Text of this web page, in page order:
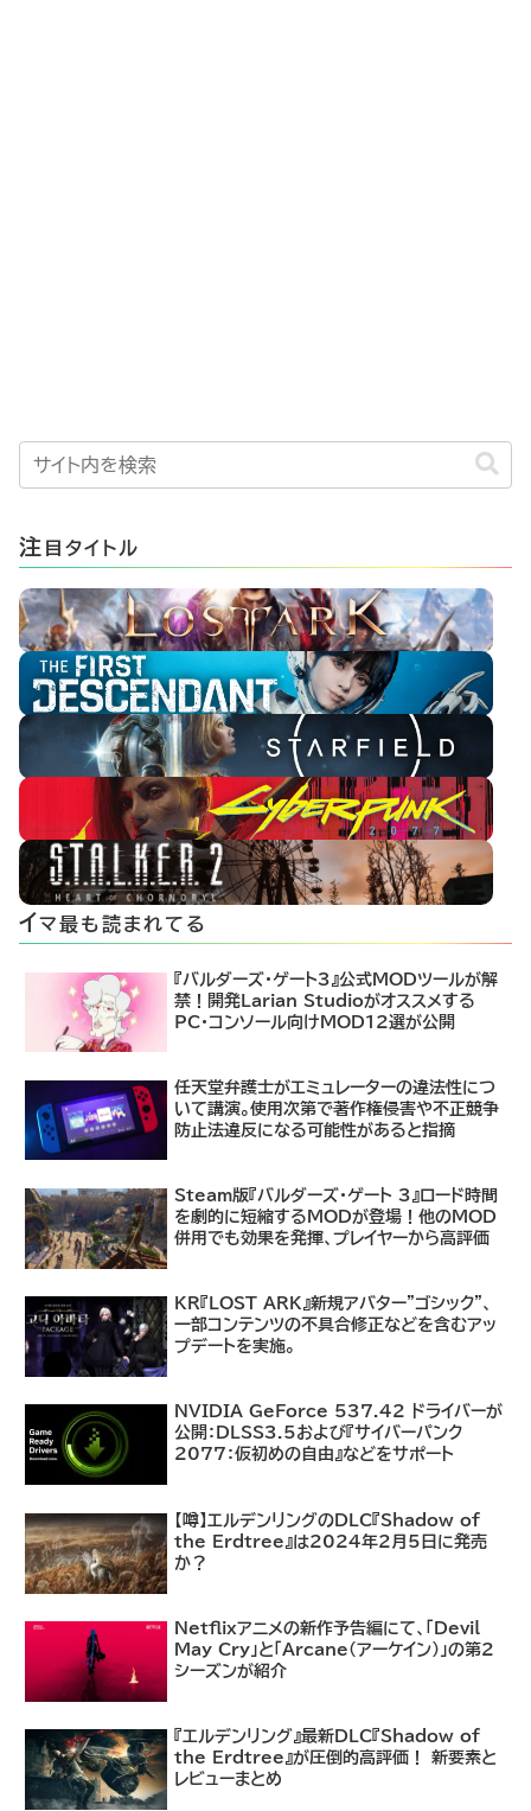
注 目タイトル
イマ最も読まれてる
『バルダーズ・ゲート3』公式MODツールが解
禁！開発Larian Studioがオススメする
PC・コンソール向けMOD12選が公開
任天堂弁護士がエミュレーターの違法性につ
いて講演。使用次第で著作権侵害や不正競争
防止法違反になる可能性があると指摘
Steam版『バルダーズ・ゲート 3』ロード時間
を劇的に短縮するMODが登場！他のMOD
併用でも効果を発揮、プレイヤーから高評価
KR『LOST ARK』新規アバター"ゴシック"、
一部コンテンツの不具合修正などを含むアッ
プデートを実施。
NVIDIA GeForce 537.42 ドライバーが
公開：DLSS3.5および『サイバーパンク
2077：仮初めの自由』などをサポート
【噂】エルデンリングのDLC『Shadow of
the Erdtree』は2024年2月5日に発売
か？
Netflixアニメの新作予告編にて、「Devil
May Cry」と「Arcane（アーケイン）」の第2
シーズンが紹介
『エルデンリング』最新DLC『Shadow of
the Erdtree』が圧倒的高評価！ 新要素と
レビューまとめ